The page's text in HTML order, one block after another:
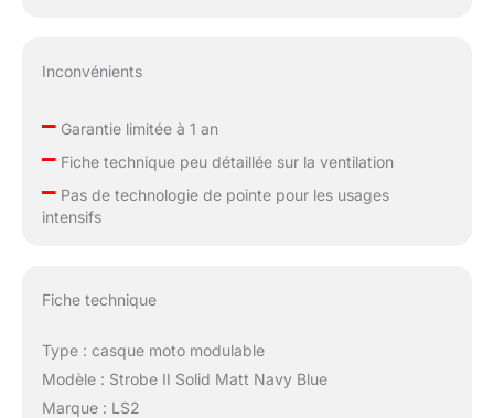
Inconvénients
–Garantie limitée à 1 an
–Fiche technique peu détaillée sur la ventilation
–Pas de technologie de pointe pour les usages
intensifs
Fiche technique
Type : casque moto modulable
Modèle : Strobe II Solid Matt Navy Blue
Marque : LS2